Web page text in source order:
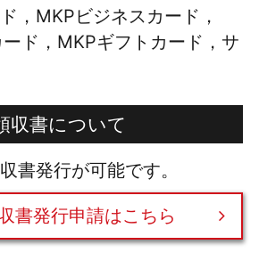
，MKPビジネスカード，
ド，MKPギフトカード，サ
収書について
書発行が可能です。
書発行申請はこちら